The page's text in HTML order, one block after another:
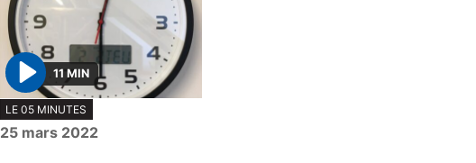
P
l
a
11 MIN
LE 05 MINUTES
25 mars 2022